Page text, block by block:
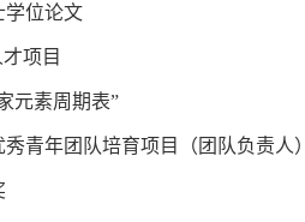
学位论文
项目
元素周期表”
青年团队培育项目（团队负责人）